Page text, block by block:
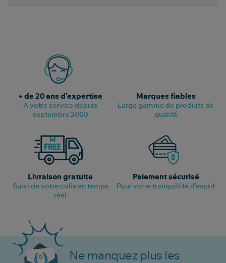
+ de 20 ans d’expertise
A votre service depuis
septembre 2000
Marques fiables
Large gamme de produits de
qualité
Livraison gratuite
Suivi de votre colis en temps
réel
Paiement sécurisé
Pour votre tranquillité d’esprit
Ne manquez plus les